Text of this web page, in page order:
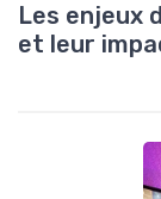
Les enjeux
et leur